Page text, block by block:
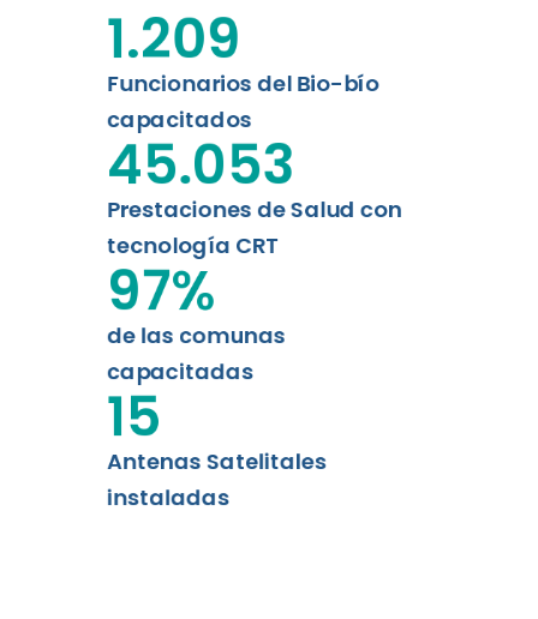
Funcionarios del Bio-bío
capacitados
1.209
Prestaciones de Salud con
tecnología CRT
45.053
de las comunas
capacitadas
97%
Antenas Satelitales
instaladas
15